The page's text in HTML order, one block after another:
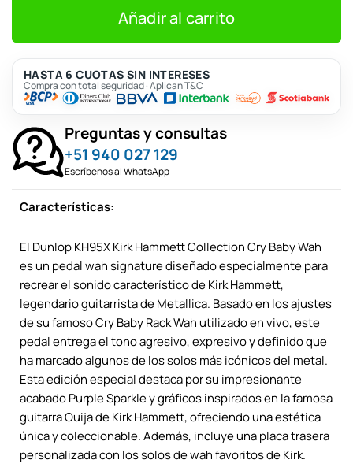
S/1,188.S/1,080.
Añadir al carrito
HASTA 6 CUOTAS SIN INTERESES
Compra con total seguridad · Aplican T&C
Preguntas y consultas
+51 940 027 129
Escríbenos al WhatsApp
Características:
El Dunlop KH95X Kirk Hammett Collection Cry Baby Wah
es un pedal wah signature diseñado especialmente para
recrear el sonido característico de Kirk Hammett,
legendario guitarrista de Metallica. Basado en los ajustes
de su famoso Cry Baby Rack Wah utilizado en vivo, este
pedal entrega el tono agresivo, expresivo y definido que
ha marcado algunos de los solos más icónicos del metal.
Esta edición especial destaca por su impresionante
acabado Purple Sparkle y gráficos inspirados en la famosa
guitarra Ouija de Kirk Hammett, ofreciendo una estética
única y coleccionable. Además, incluye una placa trasera
personalizada con los solos de wah favoritos de Kirk.